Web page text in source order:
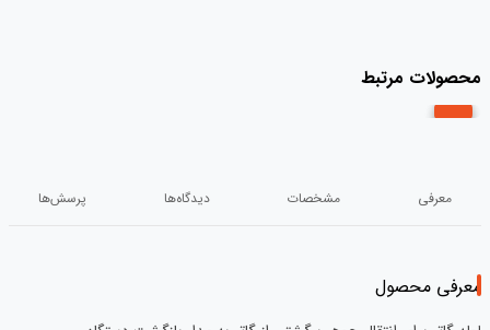
محصولات مرتبط
معرفی مشخصات دیدگاه‌ها پرسش‌ها
معرفی محصول